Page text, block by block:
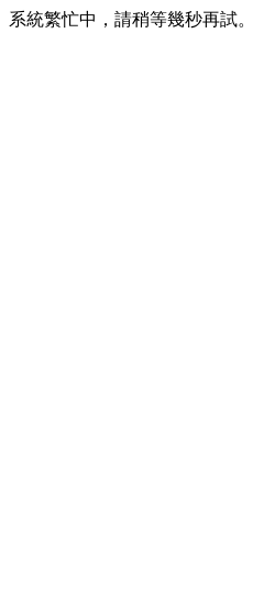
系統繁忙中，請稍等幾秒再試。